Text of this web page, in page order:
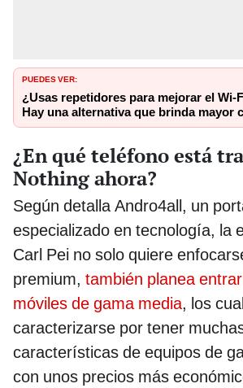
PUEDES VER:
¿Usas repetidores para mejorar el Wi-
Hay una alternativa que brinda mayor
¿En qué teléfono está
Nothing ahora?
Según detalla Andro4all, un
especializado en tecnología, la
Carl Pei no solo quiere
premium, también planea
móviles de gama media, los
caracterizarse por tener
características de equipos de
con unos precios más